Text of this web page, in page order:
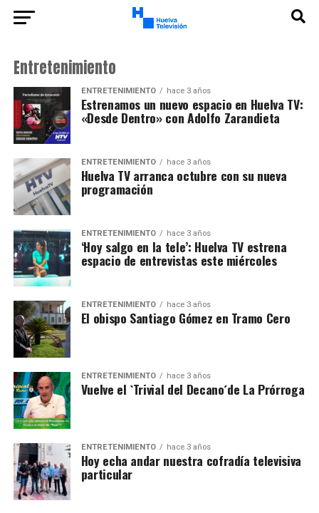
Entretenimiento
ENTRETENIMIENTO hace 3 años
Estrenamos un nuevo espacio en Huelva TV:
«Desde Dentro» con Adolfo Zarandieta
ENTRETENIMIENTO hace 3 años
Huelva TV arranca octubre con su nueva
programación
ENTRETENIMIENTO hace 3 años
‘Hoy salgo en la tele’: Huelva TV estrena
espacio de entrevistas este miércoles
ENTRETENIMIENTO hace 3 años
El obispo Santiago Gómez en Tramo Cero
ENTRETENIMIENTO hace 3 años
Vuelve el `Trivial del Decano´de La Prórroga
ENTRETENIMIENTO hace 3 años
Hoy echa andar nuestra cofradía televisiva
particular